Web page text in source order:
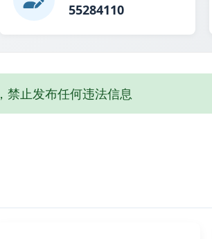
55284110
禁止发布任何违法信息